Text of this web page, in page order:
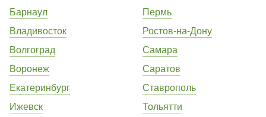
Барнаул
Владивосток
Волгоград
Воронеж
Екатеринбург
Ижевск
Пермь
Ростов-на-Дону
Самара
Саратов
Ставрополь
Тольятти